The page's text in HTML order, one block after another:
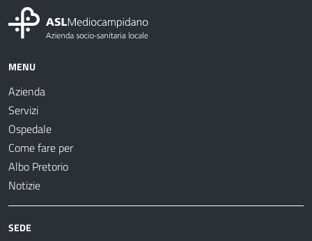
MENU
Azienda
Servizi
Ospedale
Come fare per
Albo Pretorio
Notizie
SEDE